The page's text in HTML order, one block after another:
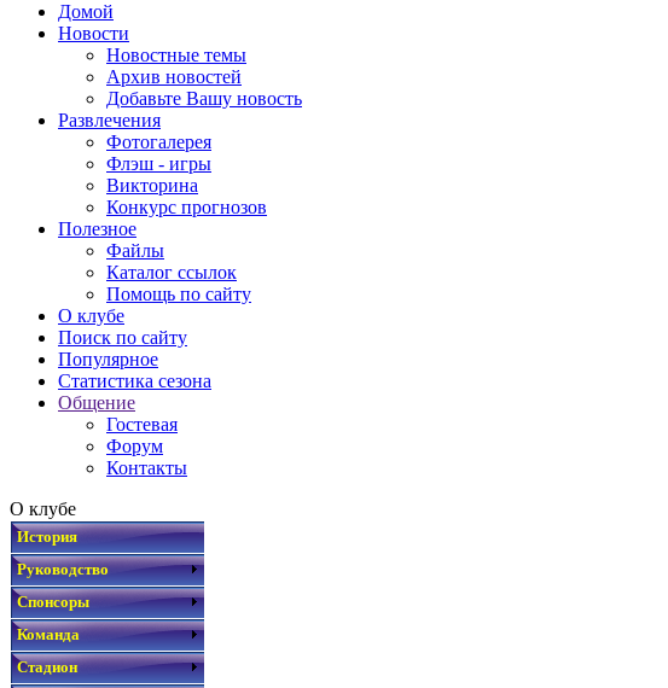
Домой
Новости
Новостные темы
Архив новостей
Добавьте Вашу новость
Развлечения
Фотогалерея
Флэш - игры
Викторина
Конкурс прогнозов
Полезное
Файлы
Каталог ссылок
Помощь по сайту
О клубе
Поиск по сайту
Популярное
Статистика сезона
Общение
Гостевая
Форум
Контакты
О клубе
История
Руководство
Спонсоры
Команда
Стадион